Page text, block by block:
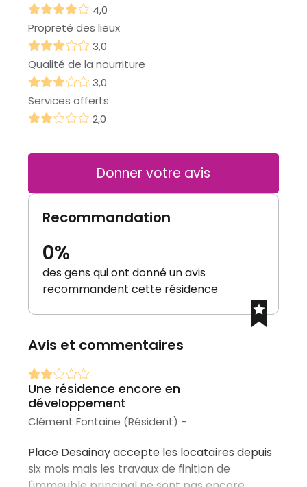
4,0
Propreté des lieux
3,0
Qualité de la nourriture
3,0
Services offerts
2,0
Donner votre avis
Recommandation
0%
des gens qui ont donné un avis
recommandent cette résidence
Avis et commentaires
Une résidence encore en
développement
Clément Fontaine (Résident) -
Place Desainay accepte les locataires depuis
six mois mais les travaux de finition de